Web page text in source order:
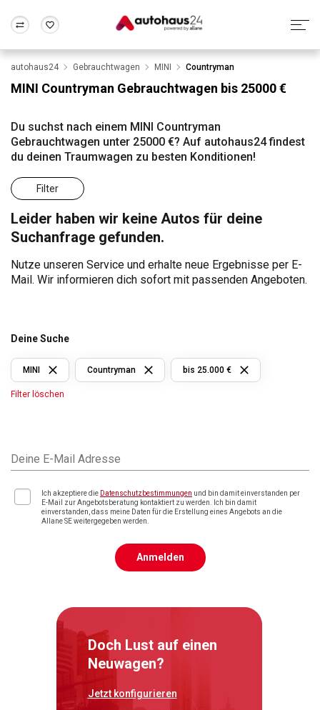
Wir bewerten dein Auto
Alle Fragen & Antworten
Rund um die Inzahlungnahme
Frankfurt Wuppertal
autohaus24 Gebrauchtwagen MINI Countryman
MINI Countryman Gebrauchtwagen bis 25000 €
Du suchst nach einem MINI Countryman
Gebrauchtwagen unter 25000 €? Auf autohaus24 findest
du deinen Traumwagen zu besten Konditionen!
Filter
Leider haben wir keine Autos für deine
Suchanfrage gefunden.
Nutze unseren Service und erhalte neue Ergebnisse per E-
Mail. Wir informieren dich sofort mit passenden Angeboten.
Deine Suche
MINI Countryman bis 25.000 €
Filter löschen
Deine E-Mail Adresse
Ich akzeptiere die Datenschutzbestimmungen und bin damit einverstanden per
E-Mail zur Angebotsberatung kontaktiert zu werden. Ich bin damit
einverstanden, dass meine Daten für die Erstellung eines Angebots an die
Allane SE weitergegeben werden.
Anmelden
Doch Lust auf einen
Neuwagen?
Jetzt konfigurieren